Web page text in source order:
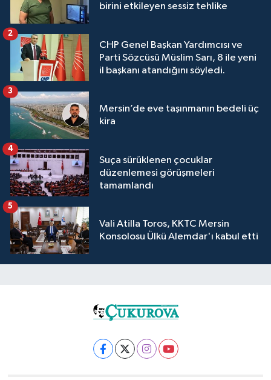
birini etkileyen sessiz tehlike
CHP Genel Başkan Yardımcısı ve
Parti Sözcüsü Müslim Sarı, 8 ile yeni
il başkanı atandığını söyledi.
2
Mersin’de eve taşınmanın bedeli üç
kira
3
Suça sürüklenen çocuklar
düzenlemesi görüşmeleri
tamamlandı
4
Vali Atilla Toros, KKTC Mersin
Konsolosu Ülkü Alemdar'ı kabul etti
5